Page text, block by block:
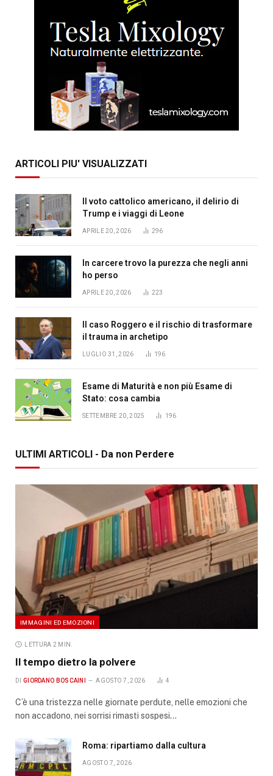
ARTICOLI PIU' VISUALIZZATI
Il voto cattolico americano, il delirio di
Trump e i viaggi di Leone
APRILE 20, 2026 296
In carcere trovo la purezza che negli anni
ho perso
APRILE 20, 2026 223
Il caso Roggero e il rischio di trasformare
il trauma in archetipo
LUGLIO 31, 2026 196
Esame di Maturità e non più Esame di
Stato: cosa cambia
SETTEMBRE 20, 2025 196
ULTIMI ARTICOLI - Da non Perdere
IMMAGINI ED EMOZIONI
LETTURA 2 MIN.
Il tempo dietro la polvere
DI GIORDANO BOSCAINI AGOSTO 7, 2026 4
C’è una tristezza nelle giornate perdute, nelle emozioni che
non accadono, nei sorrisi rimasti sospesi…
Roma: ripartiamo dalla cultura
AGOSTO 7, 2026